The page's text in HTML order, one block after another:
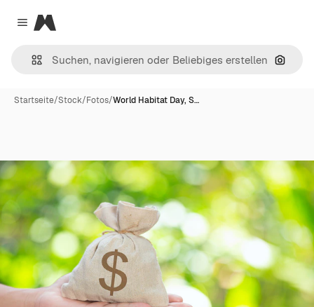
Close menu
Magnific
Nach
Startseite/Stock/Fotos/World Habitat Day, S…